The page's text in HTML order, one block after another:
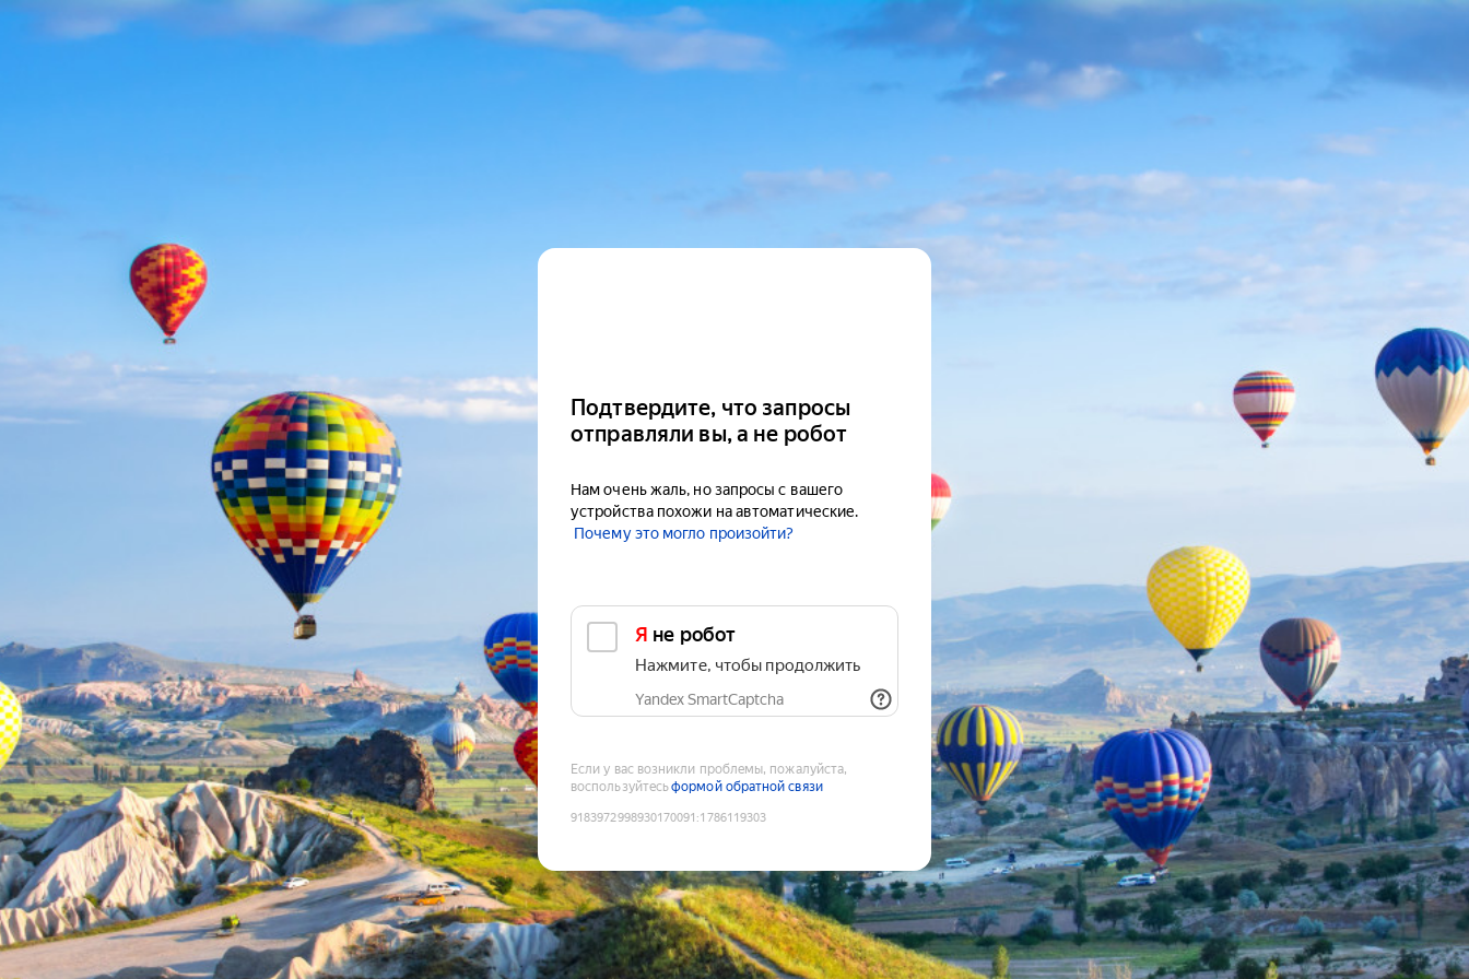
Подтвердите, что запросы
отправляли вы, а не робот
Нам очень жаль, но запросы с вашего
устройства похожи на автоматические.
Почему это могло произойти?
Я не робот
Нажмите, чтобы продолжить
Yandex SmartCaptcha
Если у вас возникли проблемы, пожалуйста,
воспользуйтесьформой обратной связи
9183972998930170091 :1786119303